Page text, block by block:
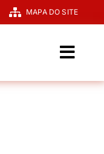
MAPA DO SITE